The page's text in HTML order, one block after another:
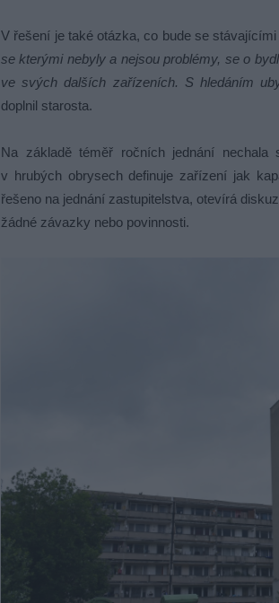
V řešení je také otázka, co bude se
se kterými nebyly a nejsou problémy, se o
ve svých dalších zařízeních. S hledáním
doplnil starosta.
Na základě téměř ročních jednání nechala
v hrubých obrysech definuje zařízení jak
řešeno na jednání zastupitelstva, otevírá
žádné závazky nebo povinnosti.